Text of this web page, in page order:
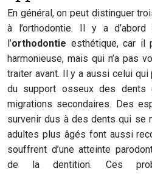
En général, on peut distinguer
à l’orthodontie. Il y a
l’orthodontie esthétique, car il
harmonieuse, mais qui n’a pas
traiter avant. Il y a aussi celui
du support osseux des dents
migrations secondaires. Des
survenir dus à des dents qui se
adultes plus âgés font aussi
souffrent d’une atteinte
de la dentition. Ces